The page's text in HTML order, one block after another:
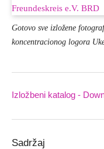
Gotovo sve izložene
koncentracionog logora
Downloads
Izložbeni katalog -
Sadržaj